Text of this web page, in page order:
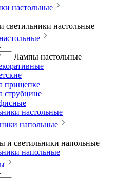
настольные
светильники настольные
Лампы настольные
прищепке
струбцине
настольные
напольные
и светильники напольные
напольные